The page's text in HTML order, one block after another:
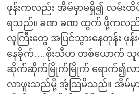
ဖုန်းကလည်း အိမ်မှာမရှိ၍ လ
ရသည်။ ခဏ ခဏ ထွက် ဖို့ကလည်း
လူကြီးတွေ အပြင်သွားနေတုန်း ဖု
နေခိုက်….စိုးသီဟ တစ်ယောက်
ဆိုက်ဆိုက်မြိုက်မြိုက် ရောက်၍လာ
လာဖူးသည်မို့ အံ့သြမိသည်။ အိမ်